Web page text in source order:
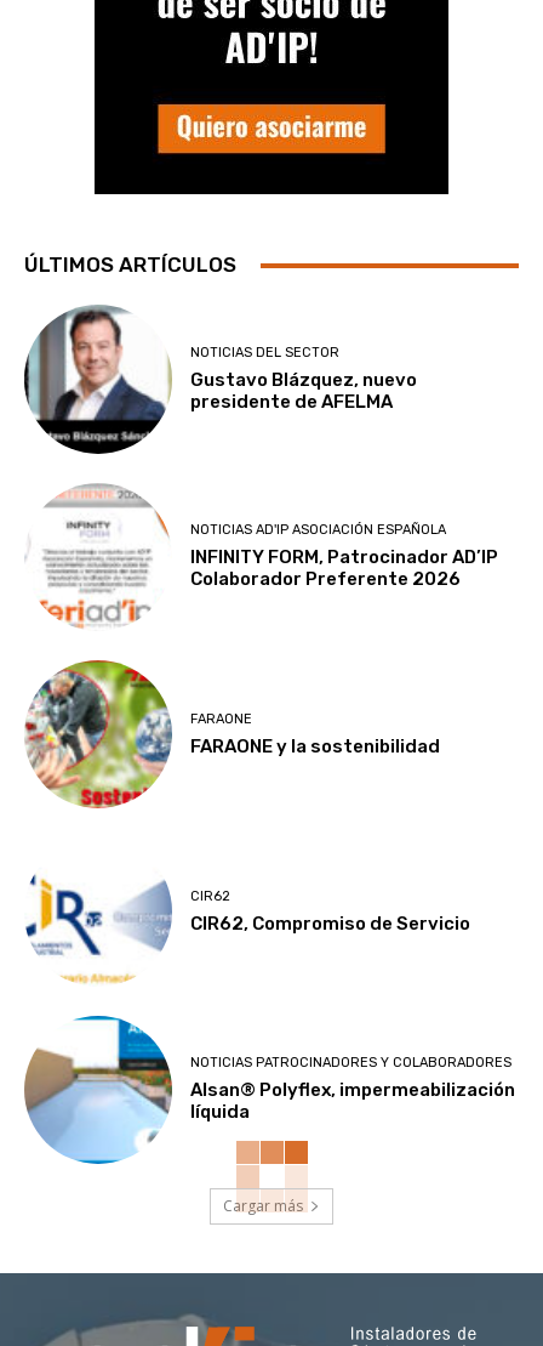
ÚLTIMOS ARTÍCULOS
NOTICIAS DEL SECTOR
Gustavo Blázquez, nuevo
presidente de AFELMA
NOTICIAS AD'IP ASOCIACIÓN ESPAÑOLA
INFINITY FORM, Patrocinador AD’IP
Colaborador Preferente 2026
FARAONE
FARAONE y la sostenibilidad
CIR62
CIR62, Compromiso de Servicio
NOTICIAS PATROCINADORES Y COLABORADORES
Alsan® Polyflex, impermeabilización
líquida
Cargar más